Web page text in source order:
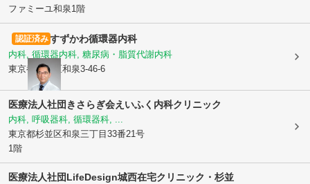
ファミーユ和泉1階
認証済み すずかわ循環器内科
内科, 循環器内科, 糖尿病・脂質代謝内科
東京都杉並区和泉3-46-6
医療法人社団きさらぎ会えいふく内科クリニック
内科, 呼吸器科, 循環器科, ...
東京都杉並区和泉三丁目33番21号
1階
医療法人社団LifeDesign城西在宅クリニック・杉並